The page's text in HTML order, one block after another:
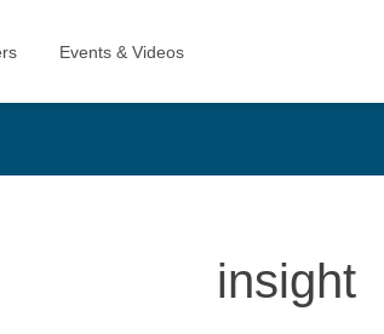
insight